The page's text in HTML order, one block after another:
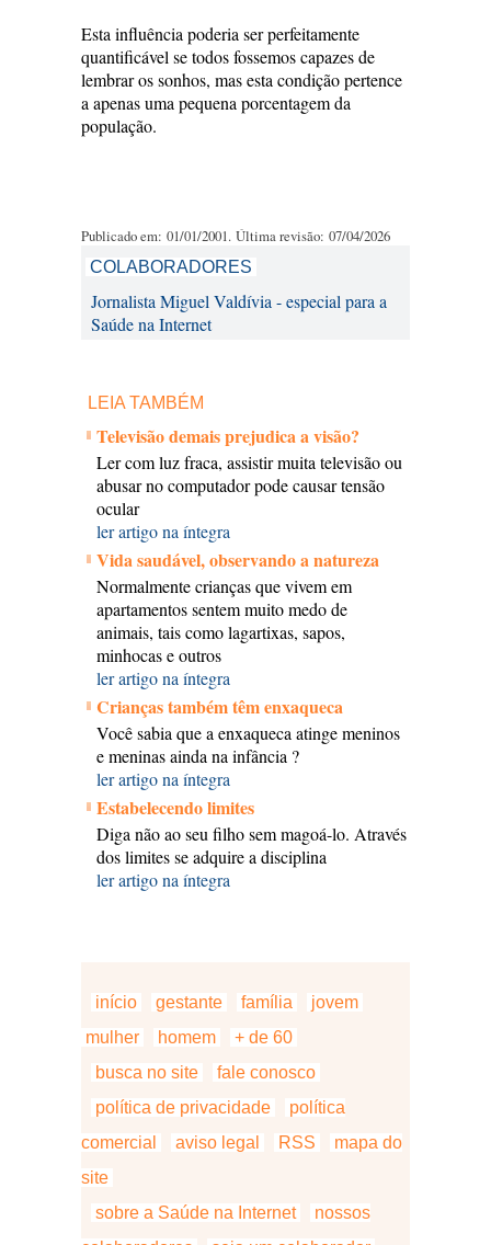
Esta influência poderia ser perfeitamente
quantificável se todos fossemos capazes de
lembrar os sonhos, mas esta condição pertence
a apenas uma pequena porcentagem da
população.
Publicado em: 01/01/2001. Última revisão: 07/04/2026
COLABORADORES
Jornalista Miguel Valdívia - especial para a
Saúde na Internet
LEIA TAMBÉM
Televisão demais prejudica a visão?
Ler com luz fraca, assistir muita televisão ou
abusar no computador pode causar tensão
ocular
ler artigo na íntegra
Vida saudável, observando a natureza
Normalmente crianças que vivem em
apartamentos sentem muito medo de
animais, tais como lagartixas, sapos,
minhocas e outros
ler artigo na íntegra
Crianças também têm enxaqueca
Você sabia que a enxaqueca atinge meninos
e meninas ainda na infância ?
ler artigo na íntegra
Estabelecendo limites
Diga não ao seu filho sem magoá-lo. Através
dos limites se adquire a disciplina
ler artigo na íntegra
início gestante família
jovem
mulher
homem
+ de 60
busca no site
fale conosco
política de privacidade
política
comercial
aviso legal RSS
mapa do
site
sobre a Saúde na Internet
nossos